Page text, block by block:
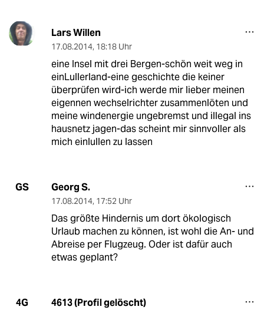
Lars Willen
17.08.2014, 18:18 Uhr
eine Insel mit drei Bergen-schön weit weg in
einLullerland-eine geschichte die keiner
überprüfen wird-ich werde mir lieber meinen
eigennen wechselrichter zusammenlöten und
meine windenergie ungebremst und illegal ins
hausnetz jagen-das scheint mir sinnvoller als
mich einlullen zu lassen
GS Georg S.
17.08.2014, 17:52 Uhr
Das größte Hindernis um dort ökologisch
Urlaub machen zu können, ist wohl die An- und
Abreise per Flugzeug. Oder ist dafür auch
etwas geplant?
4G 4613 (Profil gelöscht)